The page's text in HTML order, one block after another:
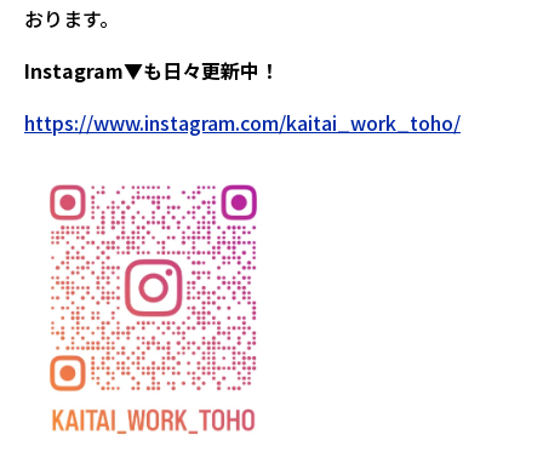
おります。
Instagram▼も日々更新中！
https://www.instagram.com/kaitai_work_toho/